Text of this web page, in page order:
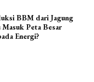
BBM dari Jagung
Masuk Peta Besar
Energi?